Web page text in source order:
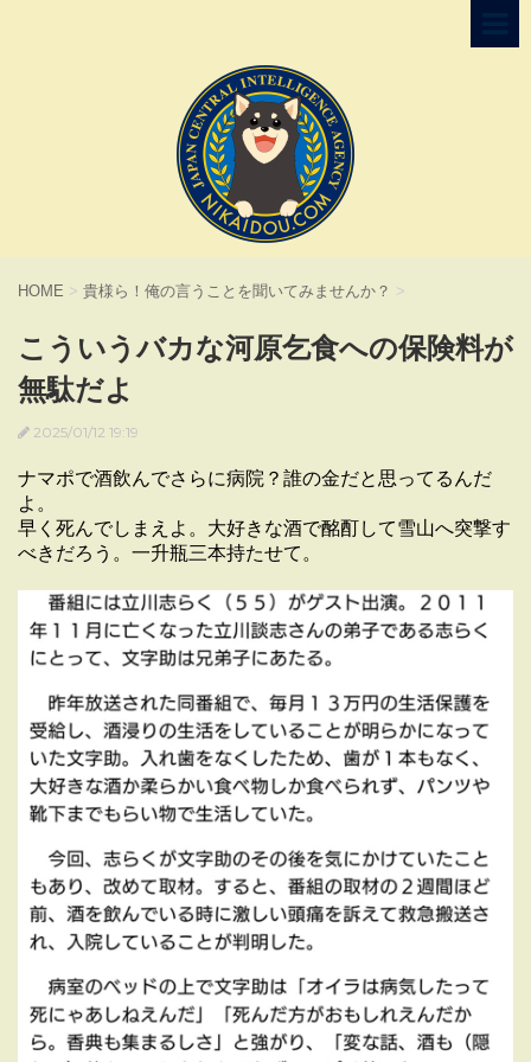
HOME > 貴様ら！俺の言うことを聞いてみませんか？ >
こういうバカな河原乞食への保険料が
無駄だよ
2025/01/12 19:19
ナマポで酒飲んでさらに病院？誰の金だと思ってるんだ
よ。
早く死んでしまえよ。大好きな酒で酩酊して雪山へ突撃す
べきだろう。一升瓶三本持たせて。